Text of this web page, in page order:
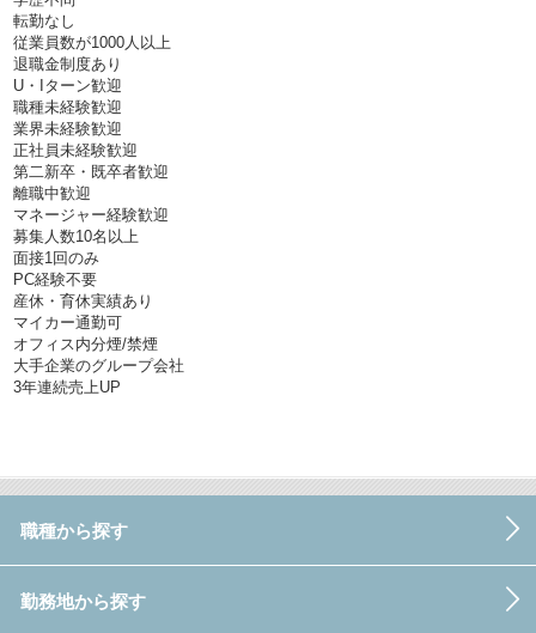
転勤なし
従業員数が1000人以上
退職金制度あり
U・Iターン歓迎
職種未経験歓迎
業界未経験歓迎
正社員未経験歓迎
第二新卒・既卒者歓迎
離職中歓迎
マネージャー経験歓迎
募集人数10名以上
面接1回のみ
PC経験不要
産休・育休実績あり
マイカー通勤可
オフィス内分煙/禁煙
大手企業のグループ会社
3年連続売上UP
職種から探す
勤務地から探す